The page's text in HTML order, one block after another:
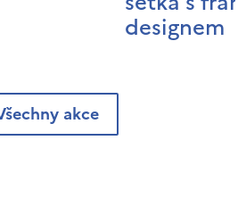
designem
Všechny akce